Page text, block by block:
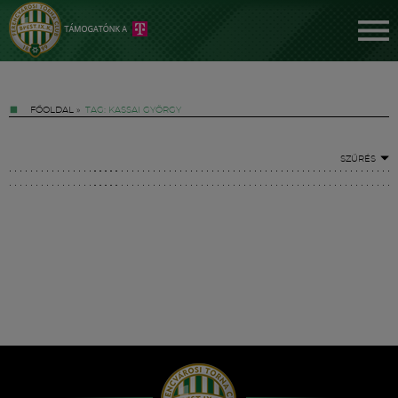
FŐOLDAL » TAG: KASSAI GYÖRGY
SZŰRÉS
Hírek